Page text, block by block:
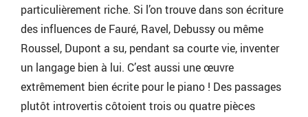
particulièrement riche. Si l’on trouve dans son écriture
des influences de Fauré, Ravel, Debussy ou même
Roussel, Dupont a su, pendant sa courte vie, inventer
un langage bien à lui. C’est aussi une œuvre
extrêmement bien écrite pour le piano ! Des passages
plutôt introvertis côtoient trois ou quatre pièces